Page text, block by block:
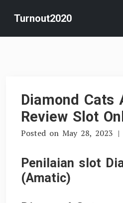
content
Turnout2020
Diamond Cats
Review Slot
Posted on May 28, 2023
Penilaian slot
(Amatic)